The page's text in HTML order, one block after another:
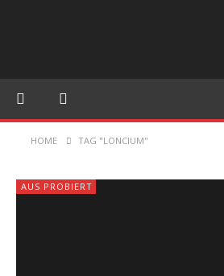
HOME TAG "LONCIUM"
AUS PROBIERT